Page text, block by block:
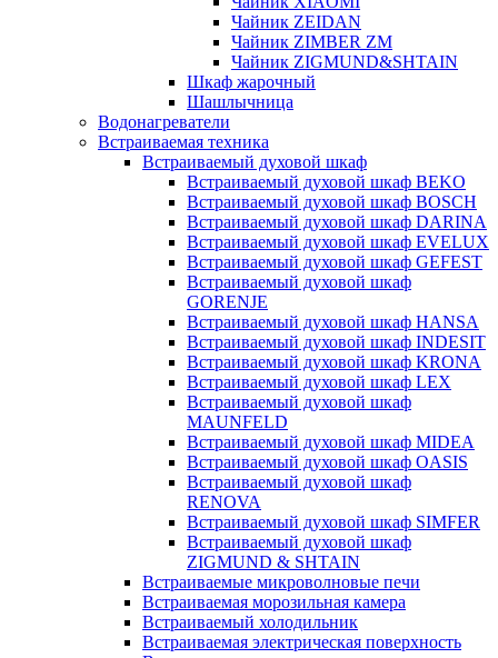
Чайник ZEIDAN
Чайник ZIMBER ZM
Чайник ZIGMUND&SHTAIN
Шкаф жарочный
Шашлычница
Водонагреватели
Встраиваемая техника
Встраиваемый духовой шкаф
Встраиваемый духовой шкаф BEKO
Встраиваемый духовой шкаф BOSCH
Встраиваемый духовой шкаф DARINA
Встраиваемый духовой шкаф EVELUX
Встраиваемый духовой шкаф GEFEST
Встраиваемый духовой шкаф
GORENJE
Встраиваемый духовой шкаф HANSA
Встраиваемый духовой шкаф INDESIT
Встраиваемый духовой шкаф KRONA
Встраиваемый духовой шкаф LEX
Встраиваемый духовой шкаф
MAUNFELD
Встраиваемый духовой шкаф MIDEA
Встраиваемый духовой шкаф OASIS
Встраиваемый духовой шкаф
RENOVA
Встраиваемый духовой шкаф SIMFER
Встраиваемый духовой шкаф
ZIGMUND & SHTAIN
Встраиваемые микроволновые печи
Встраиваемая морозильная камера
Встраиваемый холодильник
Встраиваемая электрическая поверхность